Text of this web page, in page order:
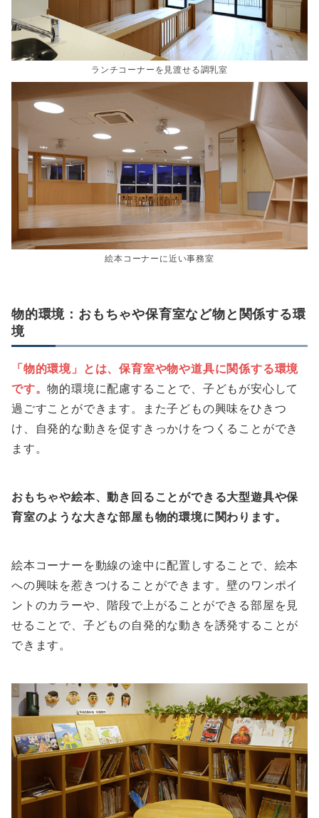
ランチコーナーを見渡せる調乳室
絵本コーナーに近い事務室
物的環境：おもちゃや保育室など物と関係する環
境
「物的環境」とは、保育室や物や道具に関係する環境
です。物的環境に配慮することで、子どもが安心して
過ごすことができます。また子どもの興味をひきつ
け、自発的な動きを促すきっかけをつくることができ
ます。
おもちゃや絵本、動き回ることができる大型遊具や保
育室のような大きな部屋も物的環境に関わります。
絵本コーナーを動線の途中に配置しすることで、絵本
への興味を惹きつけることができます。壁のワンポイ
ントのカラーや、階段で上がることができる部屋を見
せることで、子どもの自発的な動きを誘発することが
できます。